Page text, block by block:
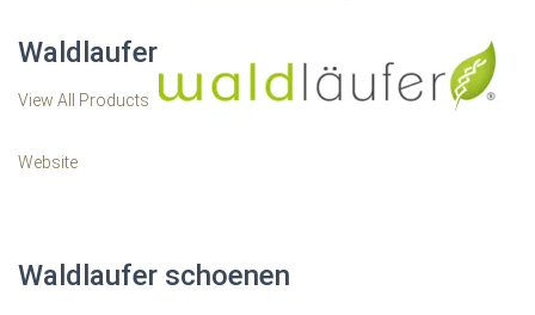
Waldlaufer
View All Products
Website
Waldlaufer schoenen